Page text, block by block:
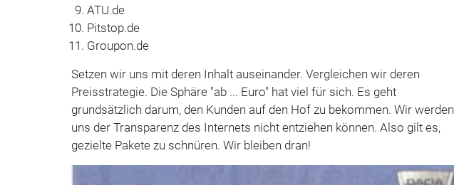
ATU.de
Pitstop.de
Groupon.de
Setzen wir uns mit deren Inhalt auseinander. Vergleichen wir deren
Preisstrategie. Die Sphäre "ab ... Euro" hat viel für sich. Es geht
grundsätzlich darum, den Kunden auf den Hof zu bekommen. Wir werden
uns der Transparenz des Internets nicht entziehen können. Also gilt es,
gezielte Pakete zu schnüren. Wir bleiben dran!